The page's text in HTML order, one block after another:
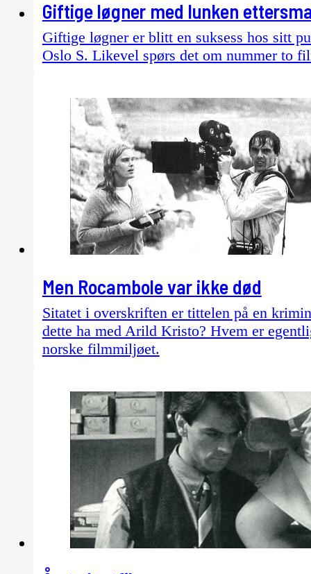
Giftige løgner med lunken
Giftige løgner er blitt en suksess hos sitt
Oslo S. Likevel spørs det om nummer to
Men Rocambole var ikke død
Sitatet i overskriften er tittelen på en
dette ha med Arild Kristo? Hvem er
norske filmmiljøet.